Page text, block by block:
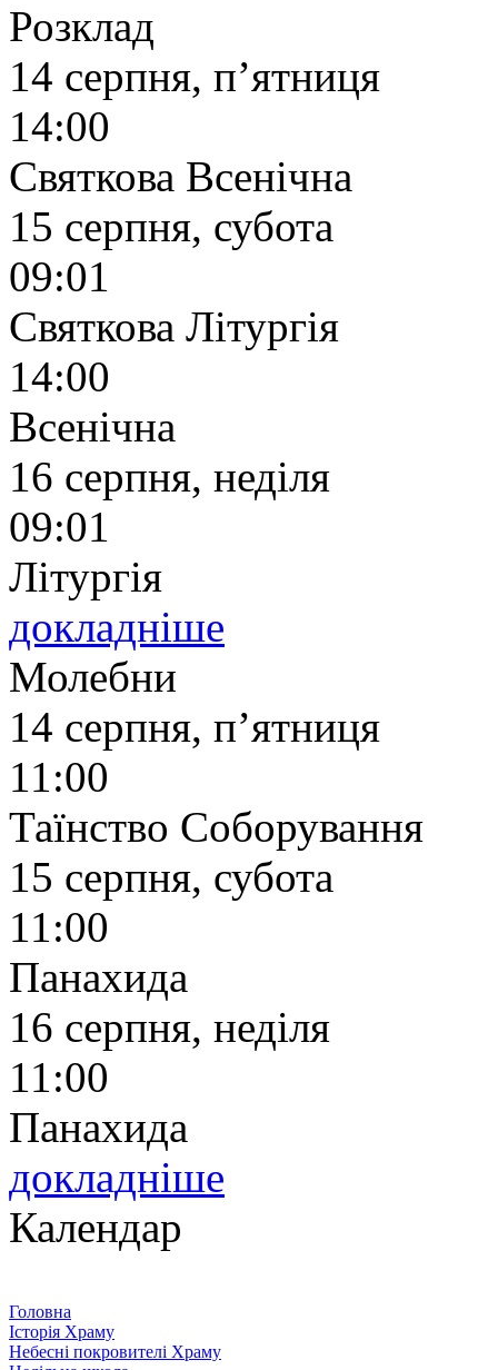
Розклад
14 серпня, п’ятниця
14:00
Святкова Всенічна
15 серпня, субота
09:01
Святкова Літургія
14:00
Всенічна
16 серпня, неділя
09:01
Літургія
докладніше
Молебни
14 серпня, п’ятниця
11:00
Таїнство Соборування
15 серпня, субота
11:00
Панахида
16 серпня, неділя
11:00
Панахида
докладніше
Календар
Головна
Історія Храму
Небесні покровителі Храму